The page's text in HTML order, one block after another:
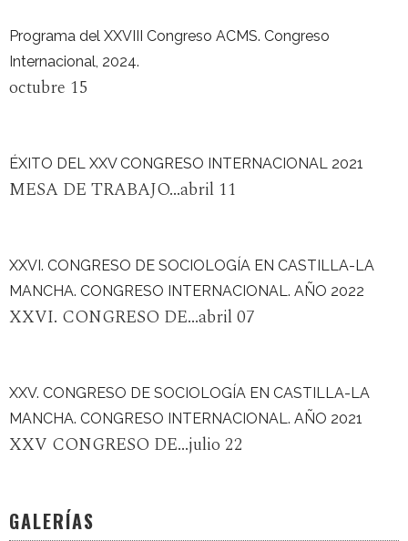
Programa del XXVIII Congreso ACMS. Congreso
Internacional, 2024.
octubre 15
ÉXITO DEL XXV CONGRESO INTERNACIONAL 2021
MESA DE TRABAJO...abril 11
XXVI. CONGRESO DE SOCIOLOGÍA EN CASTILLA-LA
MANCHA. CONGRESO INTERNACIONAL. AÑO 2022
XXVI. CONGRESO DE...abril 07
XXV. CONGRESO DE SOCIOLOGÍA EN CASTILLA-LA
MANCHA. CONGRESO INTERNACIONAL. AÑO 2021
XXV CONGRESO DE...julio 22
GALERÍAS